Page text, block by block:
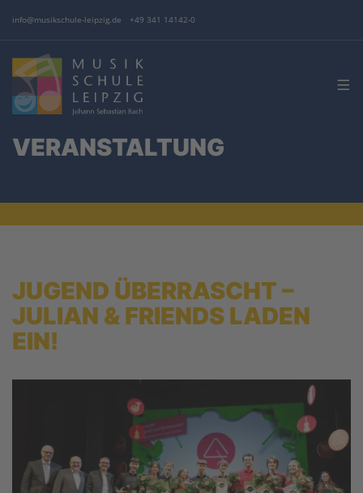
info@musikschule-leipzig.de +49 341 14142-0
VERANSTALTUNG
JUGEND ÜBERRASCHT –
JULIAN & FRIENDS LADEN
EIN!